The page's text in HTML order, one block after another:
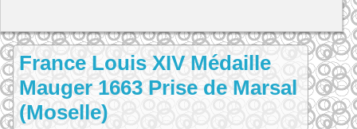
France Louis XIV Médaille
Mauger 1663 Prise de Marsal
(Moselle)